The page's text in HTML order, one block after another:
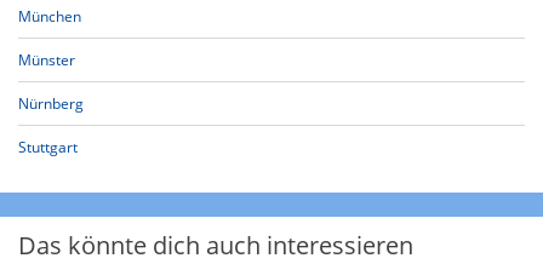
München
Münster
Nürnberg
Stuttgart
Das könnte dich auch interessieren